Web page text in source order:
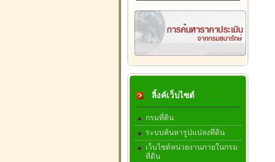
ลิ้งค์เว็บไซต์
กรมที่ดิน
ระบบค้นหารูปแปลงที่ดิน
เว็บไซต์หน่วยงานภายในกรม
ที่ดิน